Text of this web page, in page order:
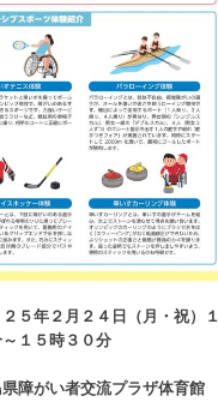
２５年２月２４日（月・祝）１
～１５時３０分
障がい者交流プラザ体育館